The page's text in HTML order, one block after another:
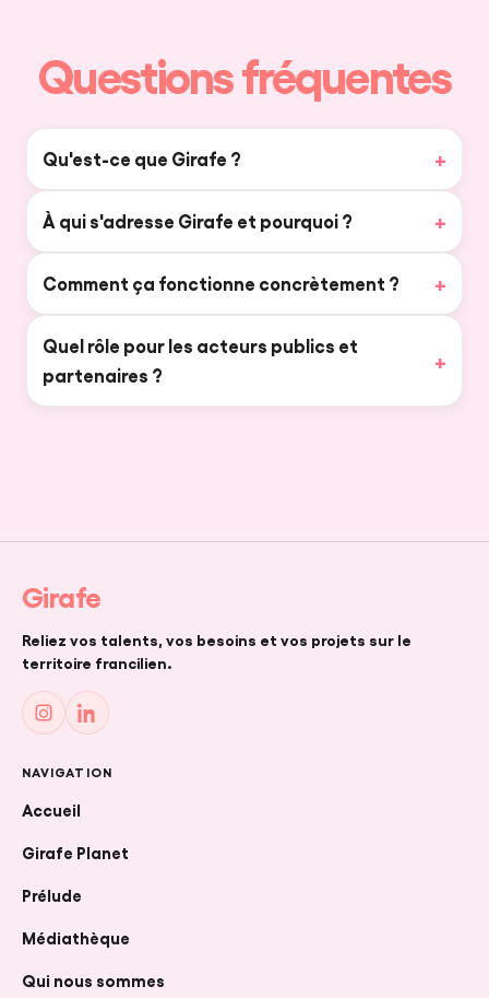
Questions fréquentes
Qu'est-ce que Girafe ?
À qui s'adresse Girafe et pourquoi ?
Comment ça fonctionne concrètement ?
Quel rôle pour les acteurs publics et
partenaires ?
Girafe
Reliez vos talents, vos besoins et vos projets sur le
territoire francilien.
NAVIGATION
Accueil
Girafe Planet
Prélude
Médiathèque
Qui nous sommes